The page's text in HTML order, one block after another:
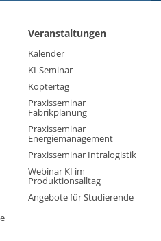
Veranstaltungen
Kalender
KI-Seminar
Koptertag
Praxisseminar
Fabrikplanung
Praxisseminar
Energiemanagement
Praxisseminar Intralogistik
Webinar KI im
Produktionsalltag
Angebote für Studierende